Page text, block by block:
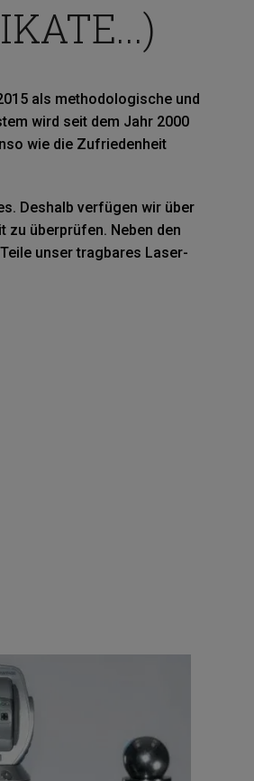
als methodologische und
wird seit dem Jahr 2000
wie die Zufriedenheit
Deshalb verfügen wir über
zu überprüfen. Neben den
unser tragbares Laser-